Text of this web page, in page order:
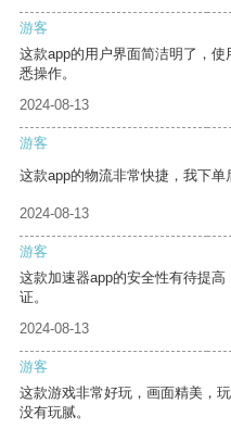
游客
这款app的用户界面简洁明了，
悉操作。
2024-08-13
游客
这款app的物流非常快捷，我下单
2024-08-13
游客
这款加速器app的安全性有待提
证。
2024-08-13
游客
这款游戏非常好玩，画面精美，
没有玩腻。